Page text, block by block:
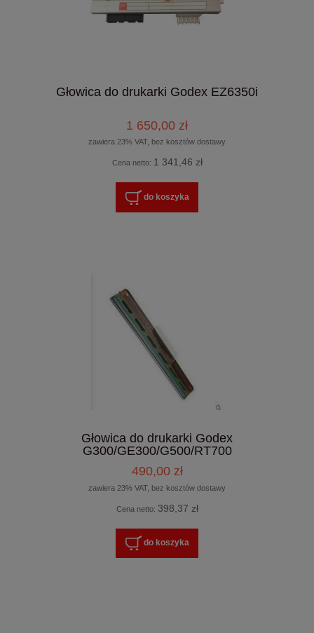
Głowica do drukarki Godex EZ6350i
1 650,00 zł
zawiera 23% VAT, bez kosztów dostawy
Cena netto: 1 341,46 zł
do koszyka
Głowica do drukarki Godex
G300/GE300/G500/RT700
490,00 zł
zawiera 23% VAT, bez kosztów dostawy
Cena netto: 398,37 zł
do koszyka